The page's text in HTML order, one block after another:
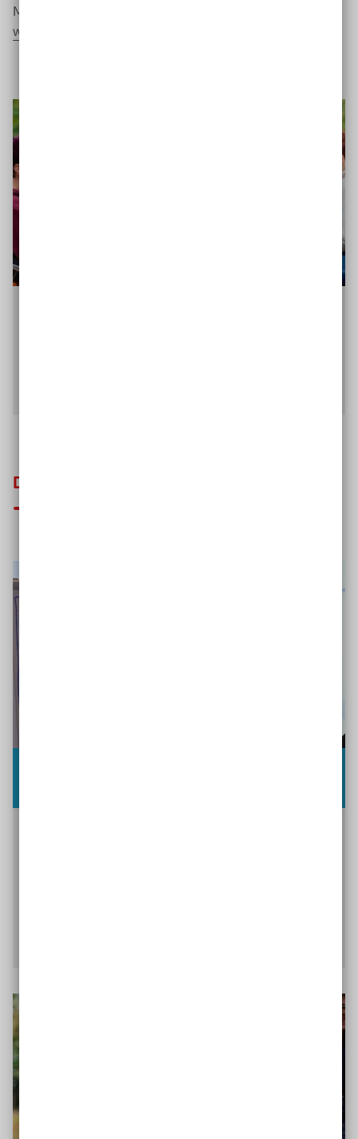
Mehr erfahren über Constanze Lopez:
www.einfacheSpracheBONN.de
Das könnte Sie auch interessieren